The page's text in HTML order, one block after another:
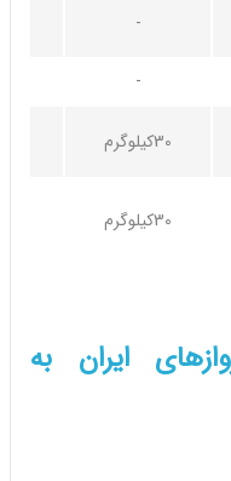
-
-
30کیلوگرم
30کیلوگرم
ایران به